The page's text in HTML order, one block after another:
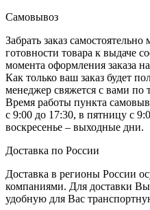
Самовывоз
Забрать заказ
готовности товара к выдаче
момента оформления заказа
Как только ваш заказ будет
менеджер свяжется с вами по
Время работы пункта
с 9:00 до 17:30, в пятницу с
воскресенье – выходные дни.
Доставка по России
Доставка в регионы России
компаниями. Для доставки
удобную для Вас